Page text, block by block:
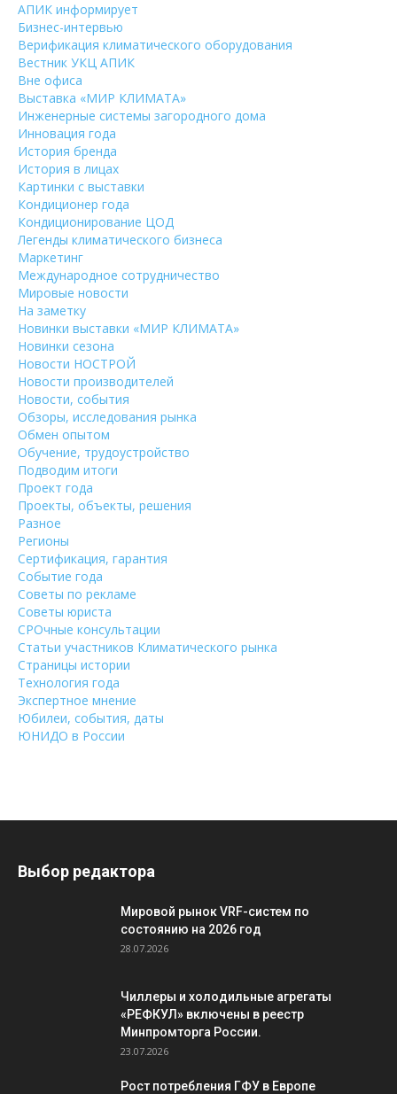
АПИК информирует
Бизнес-интервью
Верификация климатического оборудования
Вестник УКЦ АПИК
Вне офиса
Выставка «МИР КЛИМАТА»
Инженерные системы загородного дома
Инновация года
История бренда
История в лицах
Картинки с выставки
Кондиционер года
Кондиционирование ЦОД
Легенды климатического бизнеса
Маркетинг
Международное сотрудничество
Мировые новости
На заметку
Новинки выставки «МИР КЛИМАТА»
Новинки сезона
Новости НОСТРОЙ
Новости производителей
Новости, события
Обзоры, исследования рынка
Обмен опытом
Обучение, трудоустройство
Подводим итоги
Проект года
Проекты, объекты, решения
Разное
Регионы
Сертификация, гарантия
Событие года
Советы по рекламе
Советы юриста
СРОчные консультации
Статьи участников Климатического рынка
Страницы истории
Технология года
Экспертное мнение
Юбилеи, события, даты
ЮНИДО в России
Выбор редактора
Мировой рынок VRF-систем по
состоянию на 2026 год
28.07.2026
Чиллеры и холодильные агрегаты
«РЕФКУЛ» включены в реестр
Минпромторга России.
23.07.2026
Рост потребления ГФУ в Европе